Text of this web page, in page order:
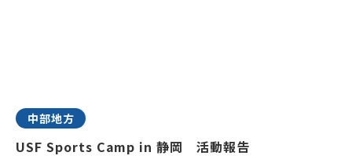
中部地方
USF Sports Camp in 静岡 活動報告